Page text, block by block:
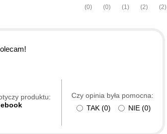
(2)
(2)
(1)
(0)
(0)
produktu:
ebook
Czy opinia była pomocna:
TAK (0) NIE (0)